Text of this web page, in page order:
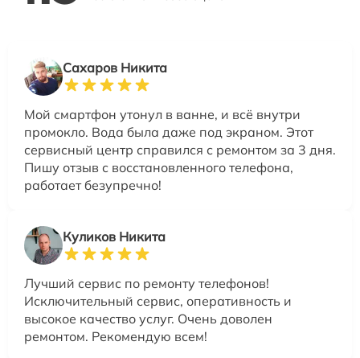
Сахаров Никита
Мой смартфон утонул в ванне, и всё внутри
промокло. Вода была даже под экраном. Этот
сервисный центр справился с ремонтом за 3 дня.
Пишу отзыв с восстановленного телефона,
работает безупречно!
Куликов Никита
Лучший сервис по ремонту телефонов!
Исключительный сервис, оперативность и
высокое качество услуг. Очень доволен
ремонтом. Рекомендую всем!